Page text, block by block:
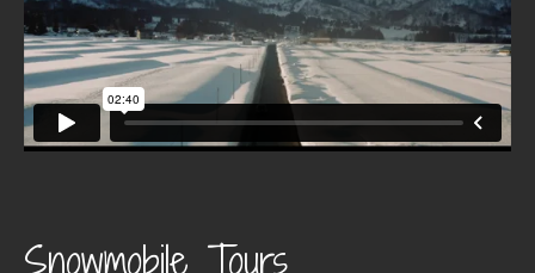
Snowmobile Tours